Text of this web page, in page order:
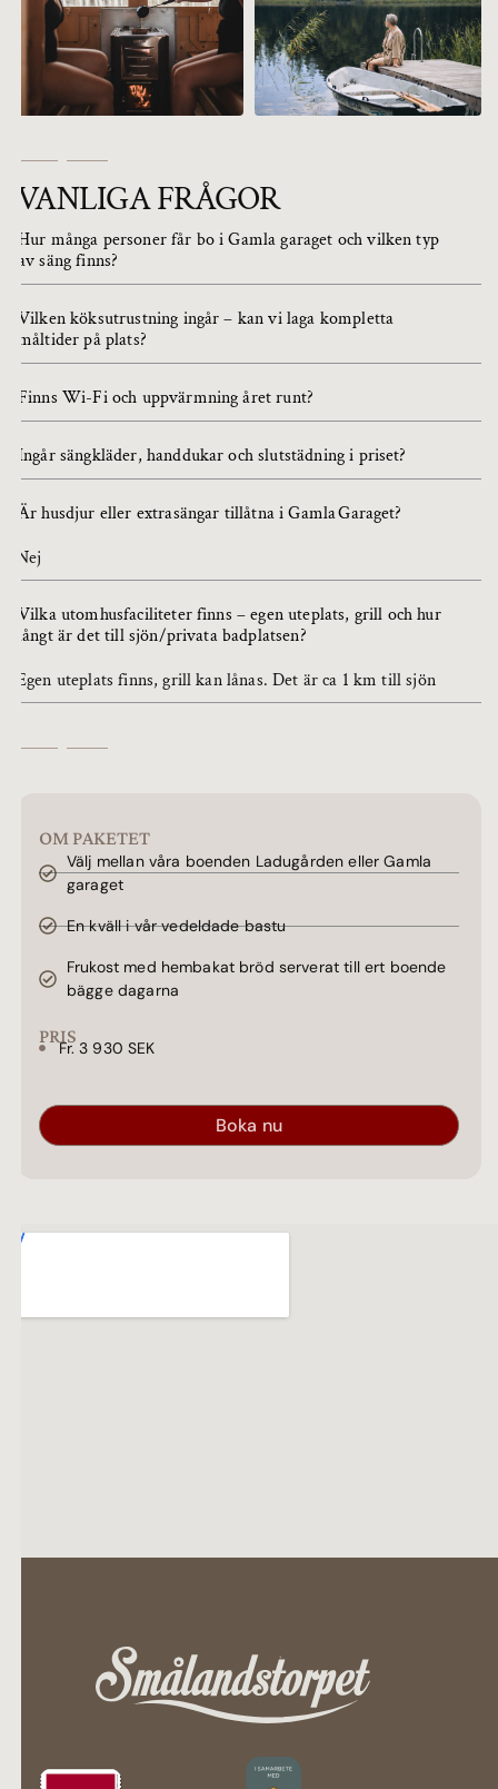
VANLIGA FRÅGOR
Hur många personer får bo i Gamla garaget och vilken typ
av säng finns?
Vilken köksutrustning ingår – kan vi laga kompletta
måltider på plats?
Finns Wi-Fi och uppvärmning året runt?
Ingår sängkläder, handdukar och slutstädning i priset?
Är husdjur eller extrasängar tillåtna i Gamla Garaget?
Nej
Vilka utomhusfaciliteter finns – egen uteplats, grill och hur
långt är det till sjön/privata badplatsen?
Egen uteplats finns, grill kan lånas. Det är ca 1 km till sjön
OM PAKETET
Välj mellan våra boenden Ladugården eller Gamla
garaget
En kväll i vår vedeldade bastu
Frukost med hembakat bröd serverat till ert boende
bägge dagarna
PRIS
Fr. 3 930 SEK
Boka nu